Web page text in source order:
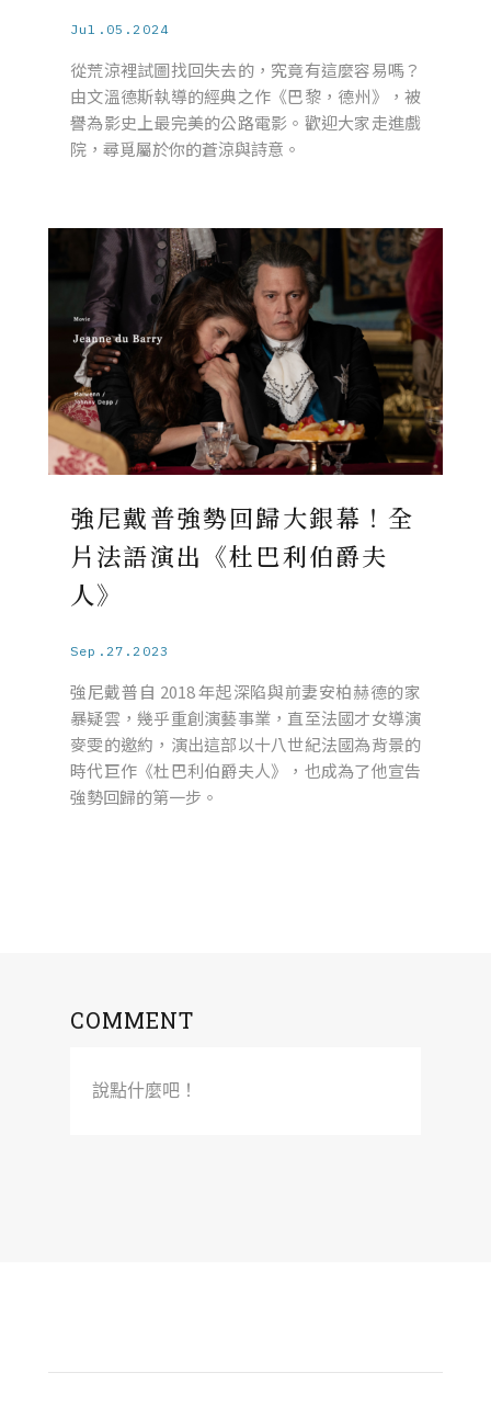
Jul.05.2024
從荒涼裡試圖找回失去的，究竟有這麼容易嗎？
由文溫德斯執導的經典之作《巴黎，德州》，被
譽為影史上最完美的公路電影。歡迎大家走進戲
院，尋覓屬於你的蒼涼與詩意。
強尼戴普強勢回歸大銀幕！全
片法語演出《杜巴利伯爵夫
人》
Sep.27.2023
強尼戴普自 2018 年起深陷與前妻安柏赫德的家
暴疑雲，幾乎重創演藝事業，直至法國才女導演
麥雯的邀約，演出這部以十八世紀法國為背景的
時代巨作《杜巴利伯爵夫人》，也成為了他宣告
強勢回歸的第一步。
COMMENT
說點什麼吧！